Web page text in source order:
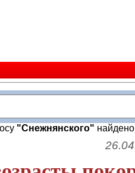
"Снежнянского"